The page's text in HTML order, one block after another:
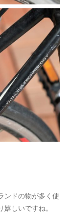
ンドの物が多く使
しいですね。